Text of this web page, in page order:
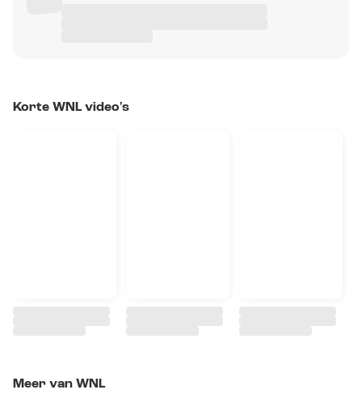
Korte WNL video's
Meer van WNL